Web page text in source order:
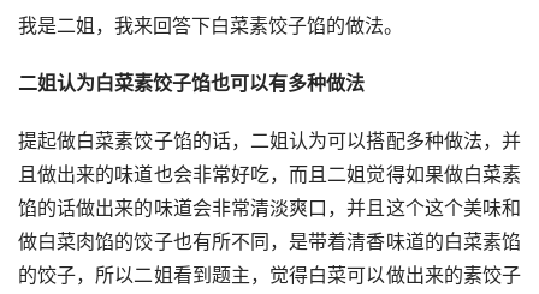
我是二姐，我来回答下白菜素饺子馅的做法。
二姐认为白菜素饺子馅也可以有多种做法
提起做白菜素饺子馅的话，二姐认为可以搭配多种做法，并
且做出来的味道也会非常好吃，而且二姐觉得如果做白菜素
馅的话做出来的味道会非常清淡爽口，并且这个这个美味和
做白菜肉馅的饺子也有所不同，是带着清香味道的白菜素馅
的饺子，所以二姐看到题主，觉得白菜可以做出来的素饺子